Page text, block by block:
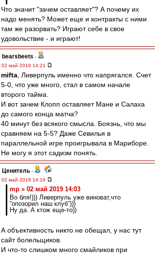
Что значит "зачем оставляет"? А почему их
надо менять? Может еще и контракты с ними
там же разорвать? Играют себе в свое
удовольствие - и играют!
bearsbeets -
02 май 2019 14:21
mifta , Ливерпуль именно что напрягался. Счет
5-0, что уже много, стал в самом начале
второго тайма.
И вот зачем Клопп оставляет Мане и Салаха
до самого конца матча?
40 минут без всякого смысла. Боязнь, что мы
сравняем на 5-5? Даже Севилья в
параллельной игре проигрывала в Мариборе.
Не могу я этот садизм понять.
Ценитель -
02 май 2019 14:16
mp » 02 май 2019 14:03
Во бля!))) Ливерпуль уже виноват,что
“опозорил наш клуб”)))
Ну да. А ктож еще-то))
А объективность никто не обещал, у нас тут
сайт болельщиков.
И что-то слишком много смайликов при